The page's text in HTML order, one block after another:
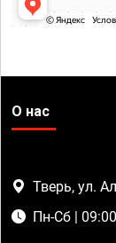
О нас
Тверь, ул.
Пн-Сб |